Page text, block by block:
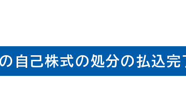
自己株式の処分の払込